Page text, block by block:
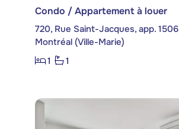
Condo / Appartement à louer
720, Rue Saint-Jacques, app. 1506
Montréal (Ville-Marie)
1
1